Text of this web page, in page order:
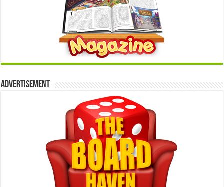
Advertisement